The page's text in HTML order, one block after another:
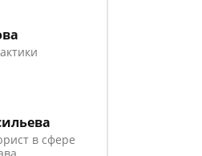
в сфере